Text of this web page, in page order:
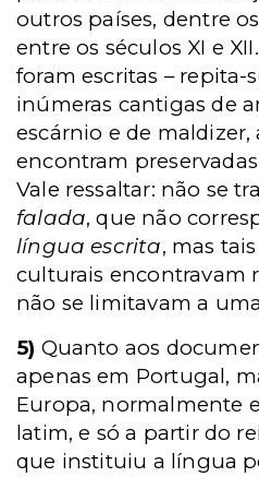
outros países, dentre
entre os séculos XI e
foram escritas – repita-
inúmeras cantigas de
escárnio e de maldizer,
encontram
Vale ressaltar: não se
falada, que não
língua escrita, mas
culturais encontravam
não se limitavam a
5) Quanto aos
apenas em Portugal,
Europa, normalmente
latim, e só a partir do
que instituiu a língua